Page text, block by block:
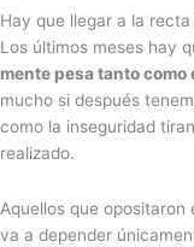
Hay que llegar a la
Los últimos meses hay
mente pesa tanto
mucho si después
como la inseguridad
realizado.
Aquellos que opositaron
va a depender